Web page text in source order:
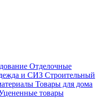
Отделочные
и СИЗ Строительный
Товары для дома
товары